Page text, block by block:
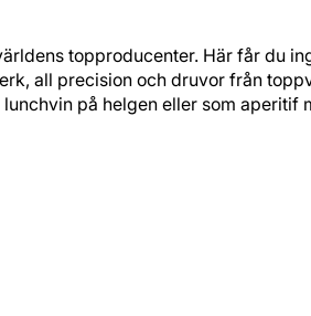
topproducenter. Här får du
all precision och druvor från
på helgen eller som aperitif